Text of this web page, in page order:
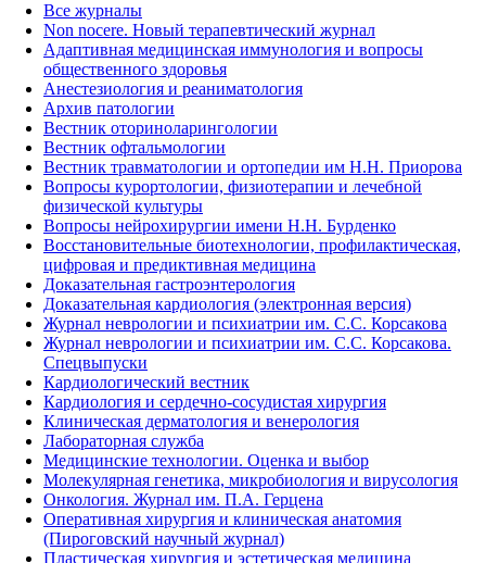
Все журналы
Non nocere. Новый терапевтический журнал
Адаптивная медицинская иммунология и вопросы
общественного здоровья
Анестезиология и реаниматология
Архив патологии
Вестник оториноларингологии
Вестник офтальмологии
Вестник травматологии и ортопедии им Н.Н. Приорова
Вопросы курортологии, физиотерапии и лечебной
физической культуры
Вопросы нейрохирургии имени Н.Н. Бурденко
Восстановительные биотехнологии, профилактическая,
цифровая и предиктивная медицина
Доказательная гастроэнтерология
Доказательная кардиология (электронная версия)
Журнал неврологии и психиатрии им. С.С. Корсакова
Журнал неврологии и психиатрии им. С.С. Корсакова.
Спецвыпуски
Кардиологический вестник
Кардиология и сердечно-сосудистая хирургия
Клиническая дерматология и венерология
Лабораторная служба
Медицинские технологии. Оценка и выбор
Молекулярная генетика, микробиология и вирусология
Онкология. Журнал им. П.А. Герцена
Оперативная хирургия и клиническая анатомия
(Пироговский научный журнал)
Пластическая хирургия и эстетическая медицина